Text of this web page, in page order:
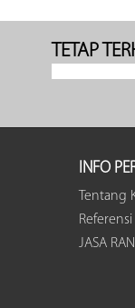
TETAP
INFO
Tentang
JASA